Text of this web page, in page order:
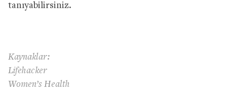
tanıyabilirsiniz.
Kaynaklar:
Lifehacker
Women’s Health